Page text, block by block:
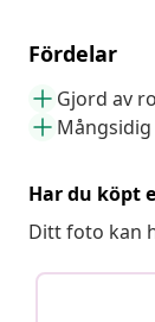
Fördelar
Gjord av
Har du köpt
Ditt foto kan